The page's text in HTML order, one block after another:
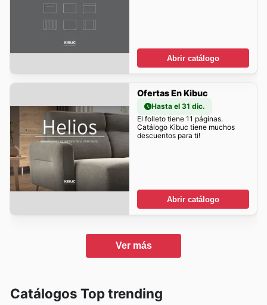
Abrir catálogo
Ofertas En Kibuc
Hasta el 31 dic.
El folleto tiene 11 páginas.
Catálogo Kibuc tiene muchos
descuentos para ti!
Abrir catálogo
Ver más
Catálogos Top trending